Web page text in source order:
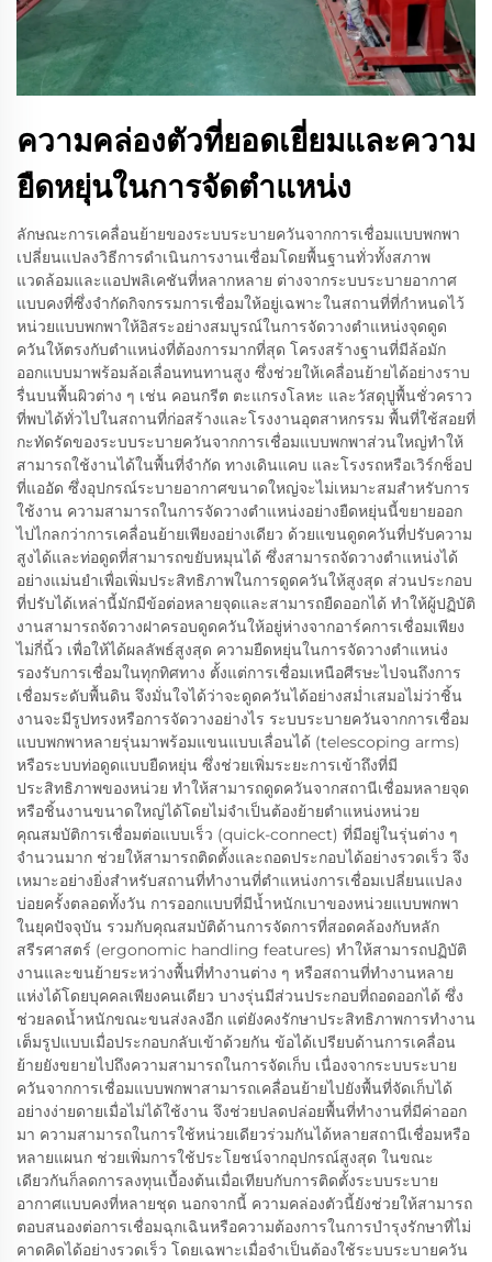
ความคล่องตัวที่ยอดเยี่ยมและความ
ยืดหยุ่นในการจัดตำแหน่ง
ลักษณะการเคลื่อนย้ายของระบบระบายควันจากการเชื่อมแบบพกพา
เปลี่ยนแปลงวิธีการดำเนินการงานเชื่อมโดยพื้นฐานทั่วทั้งสภาพ
แวดล้อมและแอปพลิเคชันที่หลากหลาย ต่างจากระบบระบายอากาศ
แบบคงที่ซึ่งจำกัดกิจกรรมการเชื่อมให้อยู่เฉพาะในสถานที่ที่กำหนดไว้
หน่วยแบบพกพาให้อิสระอย่างสมบูรณ์ในการจัดวางตำแหน่งจุดดูด
ควันให้ตรงกับตำแหน่งที่ต้องการมากที่สุด โครงสร้างฐานที่มีล้อมัก
ออกแบบมาพร้อมล้อเลื่อนทนทานสูง ซึ่งช่วยให้เคลื่อนย้ายได้อย่างราบ
รื่นบนพื้นผิวต่าง ๆ เช่น คอนกรีต ตะแกรงโลหะ และวัสดุปูพื้นชั่วคราว
ที่พบได้ทั่วไปในสถานที่ก่อสร้างและโรงงานอุตสาหกรรม พื้นที่ใช้สอยที่
กะทัดรัดของระบบระบายควันจากการเชื่อมแบบพกพาส่วนใหญ่ทำให้
สามารถใช้งานได้ในพื้นที่จำกัด ทางเดินแคบ และโรงรถหรือเวิร์กช็อป
ที่แออัด ซึ่งอุปกรณ์ระบายอากาศขนาดใหญ่จะไม่เหมาะสมสำหรับการ
ใช้งาน ความสามารถในการจัดวางตำแหน่งอย่างยืดหยุ่นนี้ขยายออก
ไปไกลกว่าการเคลื่อนย้ายเพียงอย่างเดียว ด้วยแขนดูดควันที่ปรับความ
สูงได้และท่อดูดที่สามารถขยับหมุนได้ ซึ่งสามารถจัดวางตำแหน่งได้
อย่างแม่นยำเพื่อเพิ่มประสิทธิภาพในการดูดควันให้สูงสุด ส่วนประกอบ
ที่ปรับได้เหล่านี้มักมีข้อต่อหลายจุดและสามารถยืดออกได้ ทำให้ผู้ปฏิบัติ
งานสามารถจัดวางฝาครอบดูดควันให้อยู่ห่างจากอาร์คการเชื่อมเพียง
ไม่กี่นิ้ว เพื่อให้ได้ผลลัพธ์สูงสุด ความยืดหยุ่นในการจัดวางตำแหน่ง
รองรับการเชื่อมในทุกทิศทาง ตั้งแต่การเชื่อมเหนือศีรษะไปจนถึงการ
เชื่อมระดับพื้นดิน จึงมั่นใจได้ว่าจะดูดควันได้อย่างสม่ำเสมอไม่ว่าชิ้น
งานจะมีรูปทรงหรือการจัดวางอย่างไร ระบบระบายควันจากการเชื่อม
แบบพกพาหลายรุ่นมาพร้อมแขนแบบเลื่อนได้ (telescoping arms)
หรือระบบท่อดูดแบบยืดหยุ่น ซึ่งช่วยเพิ่มระยะการเข้าถึงที่มี
ประสิทธิภาพของหน่วย ทำให้สามารถดูดควันจากสถานีเชื่อมหลายจุด
หรือชิ้นงานขนาดใหญ่ได้โดยไม่จำเป็นต้องย้ายตำแหน่งหน่วย
คุณสมบัติการเชื่อมต่อแบบเร็ว (quick-connect) ที่มีอยู่ในรุ่นต่าง ๆ
จำนวนมาก ช่วยให้สามารถติดตั้งและถอดประกอบได้อย่างรวดเร็ว จึง
เหมาะอย่างยิ่งสำหรับสถานที่ทำงานที่ตำแหน่งการเชื่อมเปลี่ยนแปลง
บ่อยครั้งตลอดทั้งวัน การออกแบบที่มีน้ำหนักเบาของหน่วยแบบพกพา
ในยุคปัจจุบัน รวมกับคุณสมบัติด้านการจัดการที่สอดคล้องกับหลัก
สรีรศาสตร์ (ergonomic handling features) ทำให้สามารถปฏิบัติ
งานและขนย้ายระหว่างพื้นที่ทำงานต่าง ๆ หรือสถานที่ทำงานหลาย
แห่งได้โดยบุคคลเพียงคนเดียว บางรุ่นมีส่วนประกอบที่ถอดออกได้ ซึ่ง
ช่วยลดน้ำหนักขณะขนส่งลงอีก แต่ยังคงรักษาประสิทธิภาพการทำงาน
เต็มรูปแบบเมื่อประกอบกลับเข้าด้วยกัน ข้อได้เปรียบด้านการเคลื่อน
ย้ายยังขยายไปถึงความสามารถในการจัดเก็บ เนื่องจากระบบระบาย
ควันจากการเชื่อมแบบพกพาสามารถเคลื่อนย้ายไปยังพื้นที่จัดเก็บได้
อย่างง่ายดายเมื่อไม่ได้ใช้งาน จึงช่วยปลดปล่อยพื้นที่ทำงานที่มีค่าออก
มา ความสามารถในการใช้หน่วยเดียวร่วมกันได้หลายสถานีเชื่อมหรือ
หลายแผนก ช่วยเพิ่มการใช้ประโยชน์จากอุปกรณ์สูงสุด ในขณะ
เดียวกันก็ลดการลงทุนเบื้องต้นเมื่อเทียบกับการติดตั้งระบบระบาย
อากาศแบบคงที่หลายชุด นอกจากนี้ ความคล่องตัวนี้ยังช่วยให้สามารถ
ตอบสนองต่อการเชื่อมฉุกเฉินหรือความต้องการในการบำรุงรักษาที่ไม่
คาดคิดได้อย่างรวดเร็ว โดยเฉพาะเมื่อจำเป็นต้องใช้ระบบระบายควัน